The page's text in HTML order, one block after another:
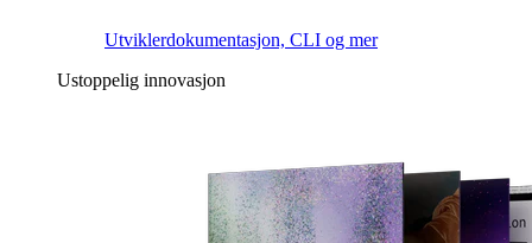
Utviklerdokumentasjon, CLI og mer
Ustoppelig innovasjon